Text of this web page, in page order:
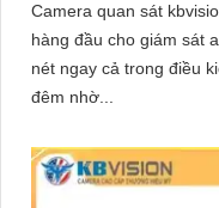
Camera quan sát
hàng đầu cho giám sát
nét ngay cả trong điều
đêm nhờ...